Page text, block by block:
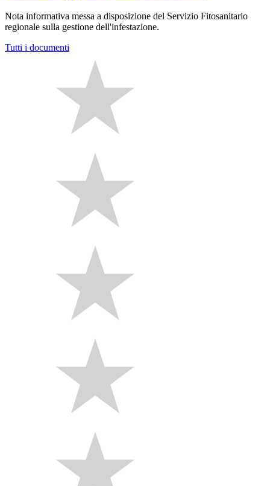
Nota informativa messa a disposizione del Servizio Fitosanitario
regionale sulla gestione dell'infestazione.
Tutti i documenti